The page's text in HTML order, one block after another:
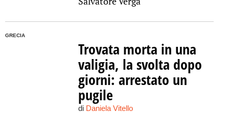
GRECIA
Trovata morta in una
valigia, la svolta dopo
giorni: arrestato un
pugile
di Daniela Vitello